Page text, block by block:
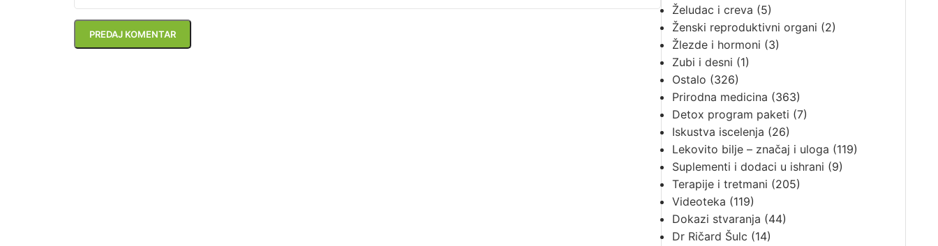
Želudac i creva (5)
Ženski reproduktivni organi (2)
Žlezde i hormoni (3)
Zubi i desni (1)
Ostalo (326)
Prirodna medicina (363)
Detox program paketi (7)
Iskustva iscelenja (26)
Lekovito bilje – značaj i uloga (119)
Suplementi i dodaci u ishrani (9)
Terapije i tretmani (205)
Videoteka (119)
Dokazi stvaranja (44)
Dr Ričard Šulc (14)